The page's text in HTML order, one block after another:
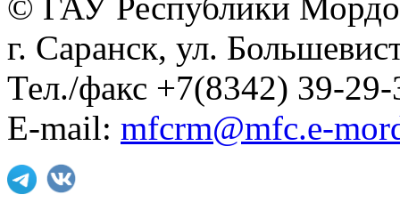
© ГАУ Республики
г. Саранск, ул.
Тел./факс +7(8342) 39-29-
E-mail: mfcrm@mfc.e-